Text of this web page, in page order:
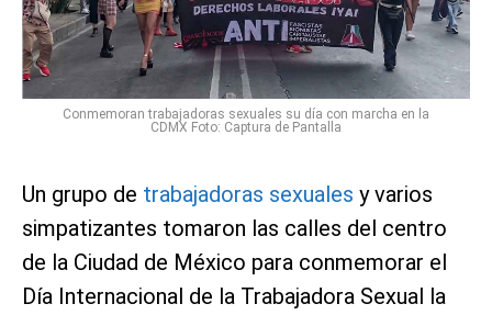
Conmemoran trabajadoras sexuales su día con marcha en la
CDMX Foto: Captura de Pantalla
Un grupo de trabajadoras sexuales y varios
simpatizantes tomaron las calles del centro
de la Ciudad de México para conmemorar el
Día Internacional de la Trabajadora Sexual la